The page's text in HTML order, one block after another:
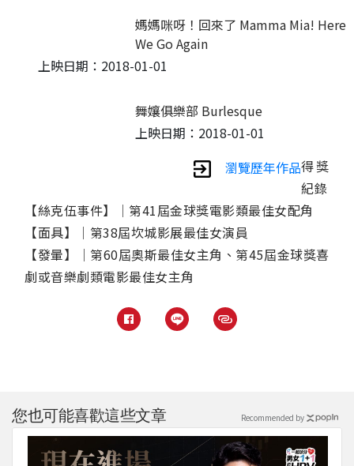
媽媽咪呀！回來了 Mamma Mia! Here
We Go Again
上映日期：2018-01-01
舞孃俱樂部 Burlesque
上映日期：2018-01-01
瀏覽歷年作品得獎
紀錄
【絲克伍事件】│第41屆金球獎電影類最佳女配角
【面具】│第38屆坎城影展最佳女演員
【發暈】│第60屆奧斯最佳女主角、第45屆金球獎喜
劇或音樂劇類電影最佳女主角
您也可能喜歡這些文章 Recommended by